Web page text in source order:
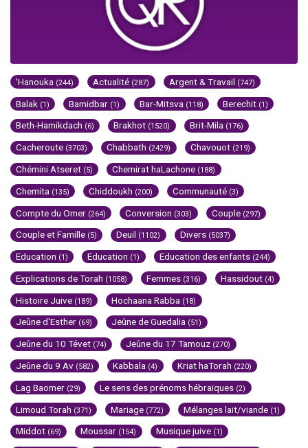
'Hanouka (244) Actualité (287) Argent & Travail (747)
Balak (1) Bamidbar (1) Bar-Mitsva (118) Berechit (1)
Beth-Hamikdach (6) Brakhot (1520) Brit-Mila (176)
Cacheroute (3703) Chabbath (2429) Chavouot (219)
Chémini Atseret (5) Chemirat haLachone (188)
Chemita (135) Chiddoukh (200) Communauté (3)
Compte du Omer (264) Conversion (303) Couple (297)
Couple et Famille (5) Deuil (1102) Divers (5037)
Education (1) Education (1) Education des enfants (244)
Explications de Torah (1058) Femmes (316) Hassidout (4)
Histoire Juive (189) Hochaana Rabba (18)
Jeûne d'Esther (69) Jeûne de Guedalia (51)
Jeûne du 10 Tévet (74) Jeûne du 17 Tamouz (270)
Jeûne du 9 Av (582) Kabbala (4) Kriat haTorah (220)
Lag Baomer (29) Le sens des prénoms hébraïques (2)
Limoud Torah (371) Mariage (772) Mélanges lait/viande (1)
Middot (69) Moussar (154) Musique juive (1)